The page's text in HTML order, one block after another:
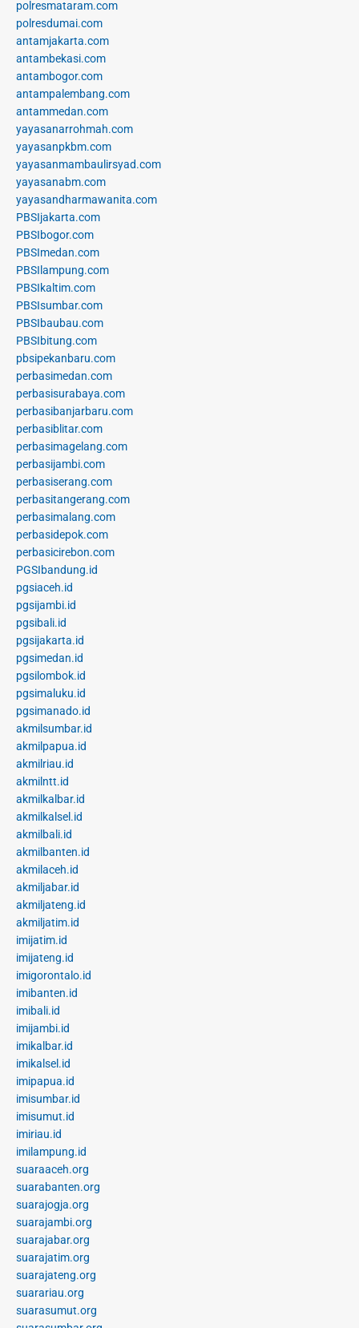
polresmataram.com
polresdumai.com
antamjakarta.com
antambekasi.com
antambogor.com
antampalembang.com
antammedan.com
yayasanarrohmah.com
yayasanpkbm.com
yayasanmambaulirsyad.com
yayasanabm.com
yayasandharmawanita.com
PBSIjakarta.com
PBSIbogor.com
PBSImedan.com
PBSIlampung.com
PBSIkaltim.com
PBSIsumbar.com
PBSIbaubau.com
PBSIbitung.com
pbsipekanbaru.com
perbasimedan.com
perbasisurabaya.com
perbasibanjarbaru.com
perbasiblitar.com
perbasimagelang.com
perbasijambi.com
perbasiserang.com
perbasitangerang.com
perbasimalang.com
perbasidepok.com
perbasicirebon.com
PGSIbandung.id
pgsiaceh.id
pgsijambi.id
pgsibali.id
pgsijakarta.id
pgsimedan.id
pgsilombok.id
pgsimaluku.id
pgsimanado.id
akmilsumbar.id
akmilpapua.id
akmilriau.id
akmilntt.id
akmilkalbar.id
akmilkalsel.id
akmilbali.id
akmilbanten.id
akmilaceh.id
akmiljabar.id
akmiljateng.id
akmiljatim.id
imijatim.id
imijateng.id
imigorontalo.id
imibanten.id
imibali.id
imijambi.id
imikalbar.id
imikalsel.id
imipapua.id
imisumbar.id
imisumut.id
imiriau.id
imilampung.id
suaraaceh.org
suarabanten.org
suarajogja.org
suarajambi.org
suarajabar.org
suarajatim.org
suarajateng.org
suarariau.org
suarasumut.org